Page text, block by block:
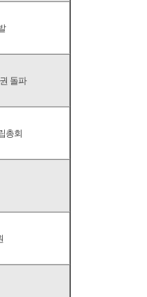
돌파
총회